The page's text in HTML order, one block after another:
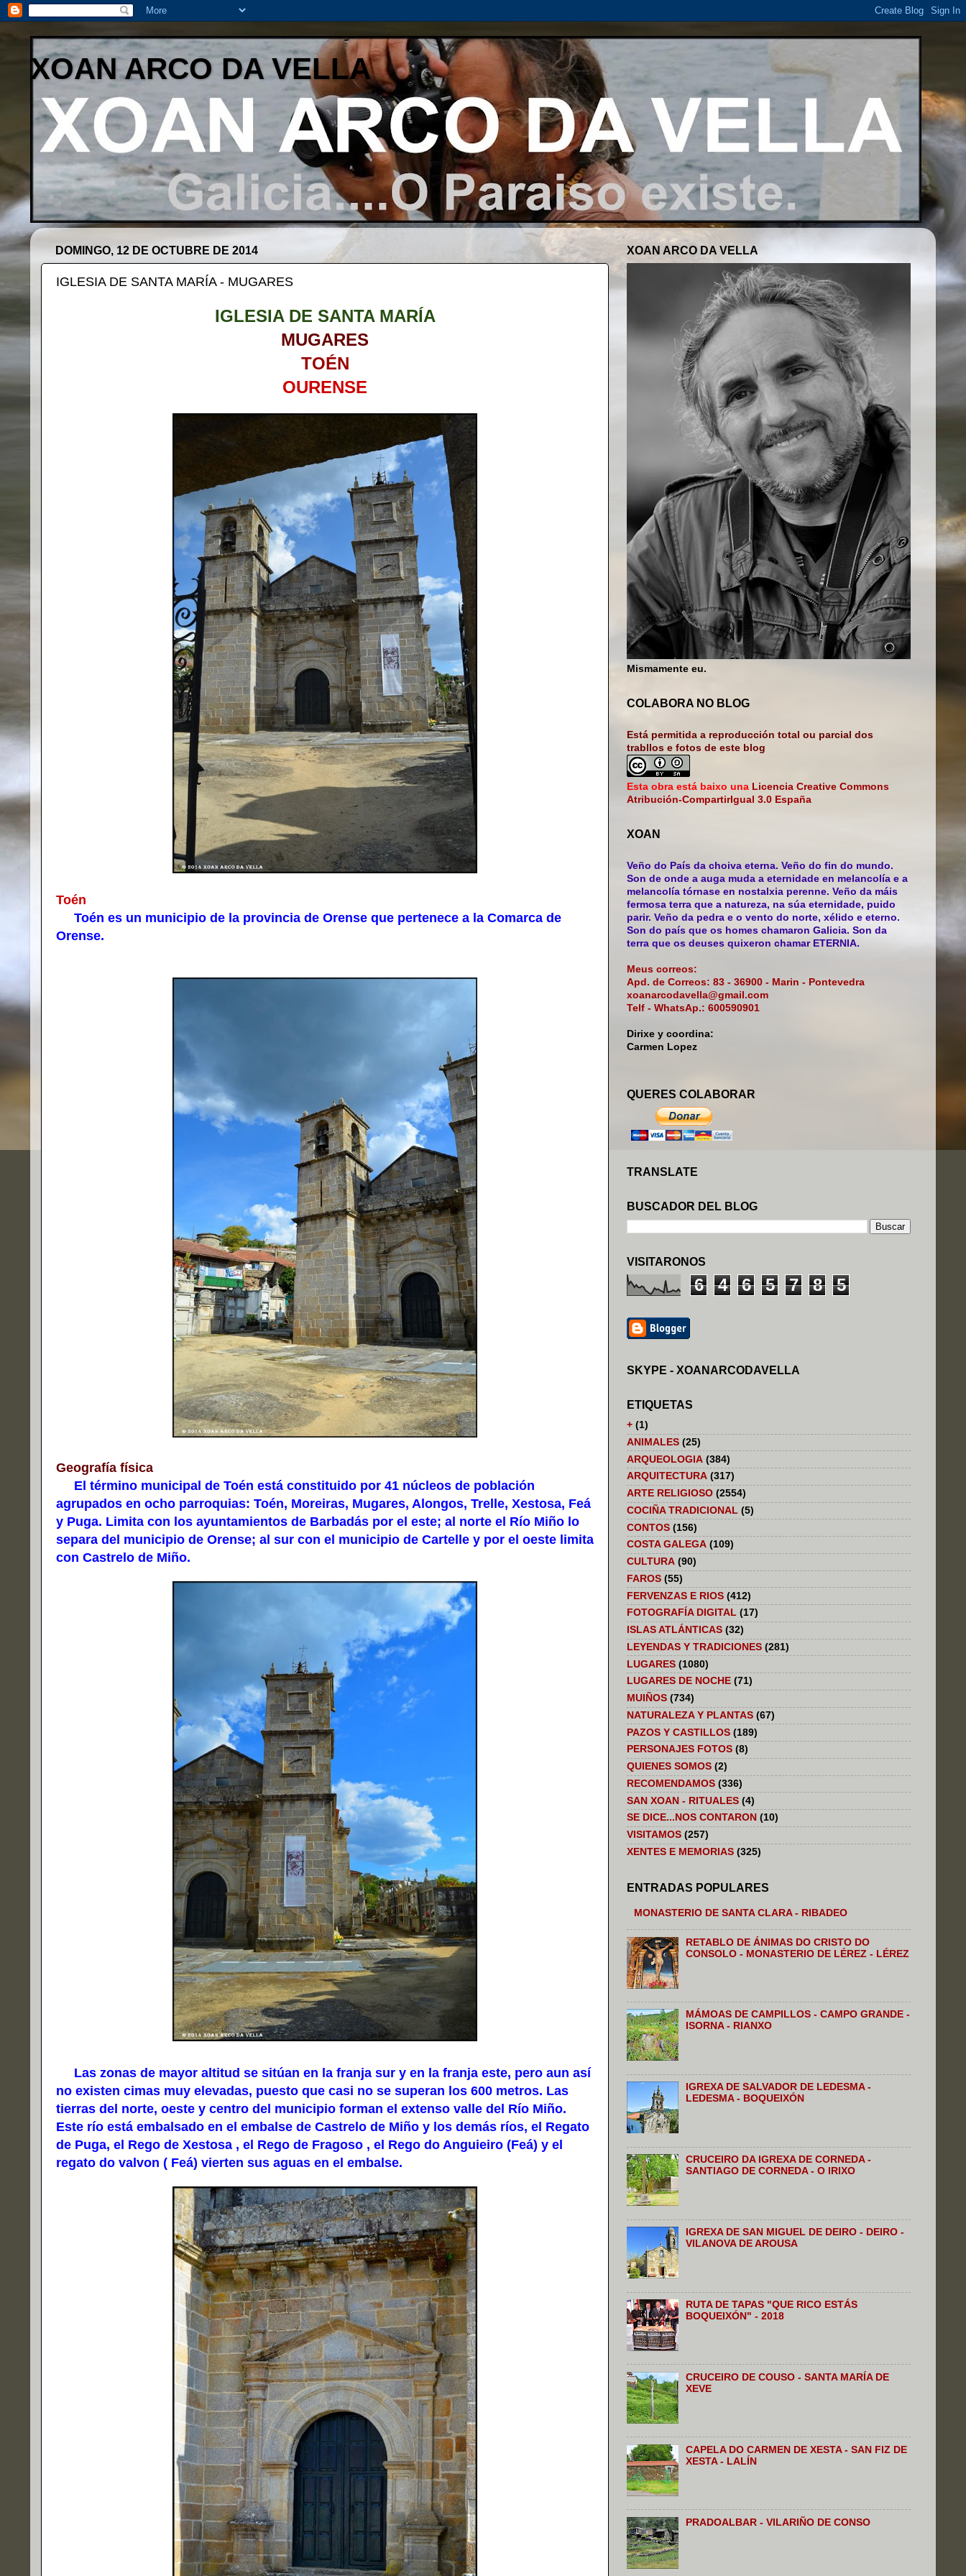
XOAN ARCO DA VELLA
DOMINGO, 12 DE OCTUBRE DE 2014
IGLESIA DE SANTA MARÍA - MUGARES
IGLESIA DE SANTA MARÍA
MUGARES
TOÉN
OURENSE
Toén
Toén es un municipio de la provincia de Orense que pertenece a la Comarca de
Orense.
Geografía física
El término municipal de Toén está constituido por 41 núcleos de población
agrupados en ocho parroquias: Toén, Moreiras, Mugares, Alongos, Trelle, Xestosa, Feá
y Puga. Limita con los ayuntamientos de Barbadás por el este; al norte el Río Miño lo
separa del municipio de Orense; al sur con el municipio de Cartelle y por el oeste limita
con Castrelo de Miño.
Las zonas de mayor altitud se sitúan en la franja sur y en la franja este, pero aun así
no existen cimas muy elevadas, puesto que casi no se superan los 600 metros. Las
tierras del norte, oeste y centro del municipio forman el extenso valle del Río Miño.
Este río está embalsado en el embalse de Castrelo de Miño y los demás ríos, el Regato
de Puga, el Rego de Xestosa , el Rego de Fragoso , el Rego do Anguieiro (Feá) y el
regato do valvon ( Feá) vierten sus aguas en el embalse.
XOAN ARCO DA VELLA
Mismamente eu.
COLABORA NO BLOG
Está permitida a reproducción total ou parcial dos
trabllos e fotos de este blog
Esta obra está baixo una Licencia Creative Commons
Atribución-CompartirIgual 3.0 España
XOAN
Veño do País da choiva eterna. Veño do fin do mundo.
Son de onde a auga muda a eternidade en melancolía e a
melancolía tórnase en nostalxia perenne. Veño da máis
fermosa terra que a natureza, na súa eternidade, puido
parir. Veño da pedra e o vento do norte, xélido e eterno.
Son do país que os homes chamaron Galicia. Son da
terra que os deuses quixeron chamar ETERNIA.
Meus correos:
Apd. de Correos: 83 - 36900 - Marin - Pontevedra
xoanarcodavella@gmail.com
Telf - WhatsAp.: 600590901
Dirixe y coordina:
Carmen Lopez
QUERES COLABORAR
TRANSLATE
BUSCADOR DEL BLOG
VISITARONOS
6 4 6 5 7 8 5
SKYPE - XOANARCODAVELLA
ETIQUETAS
+ (1)
ANIMALES (25)
ARQUEOLOGIA (384)
ARQUITECTURA (317)
ARTE RELIGIOSO (2554)
COCIÑA TRADICIONAL (5)
CONTOS (156)
COSTA GALEGA (109)
CULTURA (90)
FAROS (55)
FERVENZAS E RIOS (412)
FOTOGRAFÍA DIGITAL (17)
ISLAS ATLÁNTICAS (32)
LEYENDAS Y TRADICIONES (281)
LUGARES (1080)
LUGARES DE NOCHE (71)
MUIÑOS (734)
NATURALEZA Y PLANTAS (67)
PAZOS Y CASTILLOS (189)
PERSONAJES FOTOS (8)
QUIENES SOMOS (2)
RECOMENDAMOS (336)
SAN XOAN - RITUALES (4)
SE DICE...NOS CONTARON (10)
VISITAMOS (257)
XENTES E MEMORIAS (325)
ENTRADAS POPULARES
MONASTERIO DE SANTA CLARA - RIBADEO
RETABLO DE ÁNIMAS DO CRISTO DO
CONSOLO - MONASTERIO DE LÉREZ - LÉREZ
MÁMOAS DE CAMPILLOS - CAMPO GRANDE -
ISORNA - RIANXO
IGREXA DE SALVADOR DE LEDESMA -
LEDESMA - BOQUEIXÓN
CRUCEIRO DA IGREXA DE CORNEDA -
SANTIAGO DE CORNEDA - O IRIXO
IGREXA DE SAN MIGUEL DE DEIRO - DEIRO -
VILANOVA DE AROUSA
RUTA DE TAPAS "QUE RICO ESTÁS
BOQUEIXÓN" - 2018
CRUCEIRO DE COUSO - SANTA MARÍA DE
XEVE
CAPELA DO CARMEN DE XESTA - SAN FIZ DE
XESTA - LALÍN
PRADOALBAR - VILARIÑO DE CONSO